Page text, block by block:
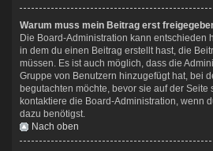
Warum muss mein Beitrag erst
Die Board-Administration kann entschieden
in dem du einen Beitrag erstellt hast, die
müssen. Es ist auch möglich, dass die
Gruppe von Benutzern hinzugefügt hat, bei
begutachten möchte, bevor sie auf der Seite
kontaktiere die Board-Administration, wenn
dazu benötigst.
Nach oben